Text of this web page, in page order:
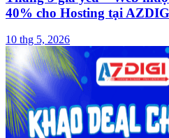
40% cho Hosting tại
10 thg 5, 2026